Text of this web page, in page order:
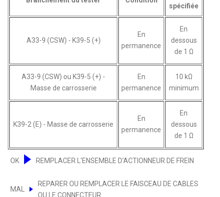
spécifiée
A33-9 (CSW) - K39-5 (+)
En
permanence
En
dessous
de 1 Ω
A33-9 (CSW) ou K39-5 (+) -
Masse de carrosserie
En
permanence
10 kΩ
minimum
K39-2 (E) - Masse de carrosserie
En
permanence
En
dessous
de 1 Ω
OK REMPLACER L'ENSEMBLE D'ACTIONNEUR DE FREIN
MAL
REPARER OU REMPLACER LE FAISCEAU DE CABLES
OU LE CONNECTEUR